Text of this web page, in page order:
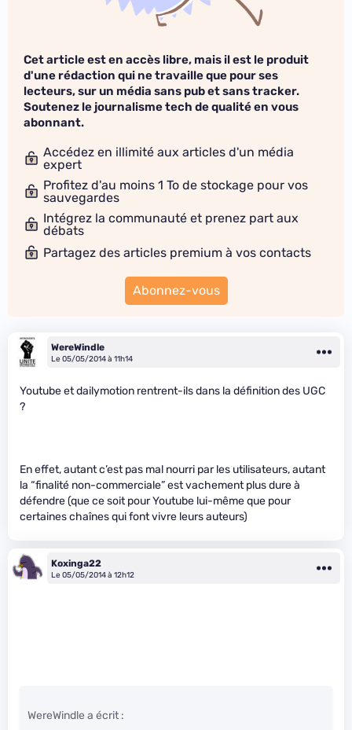
Cet article est en accès libre, mais il est le produit
d'une rédaction qui ne travaille que pour ses
lecteurs, sur un média sans pub et sans tracker.
Soutenez le journalisme tech de qualité en vous
abonnant.
Accédez en illimité aux articles d'un média
expert
Profitez d'au moins 1 To de stockage pour vos
sauvegardes
Intégrez la communauté et prenez part aux
débats
Partagez des articles premium à vos contacts
Abonnez-vous
WereWindle
Le 05/05/2014 à 11h14
Youtube et dailymotion rentrent-ils dans la définition des UGC
?
En effet, autant c’est pas mal nourri par les utilisateurs, autant
la “finalité non-commerciale” est vachement plus dure à
défendre (que ce soit pour Youtube lui-même que pour
certaines chaînes qui font vivre leurs auteurs)
Koxinga22
Le 05/05/2014 à 12h12
WereWindle a écrit :